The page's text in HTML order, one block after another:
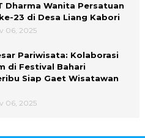
Dharma Wanita Persatuan
23 di Desa Liang Kabori
06, 2025
Pariwisata: Kolaborasi
di Festival Bahari
Siap Gaet Wisatawan
06, 2025